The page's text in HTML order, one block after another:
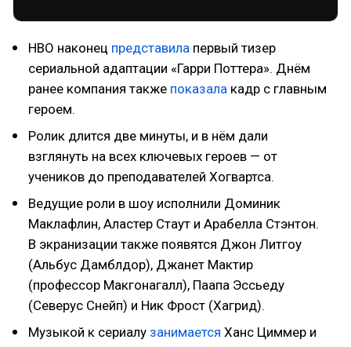
HBO наконец представила первый тизер
сериальной адаптации «Гарри Поттера». Днём
ранее компания также показала кадр с главным
героем.
Ролик длится две минуты, и в нём дали
взглянуть на всех ключевых героев — от
учеников до преподавателей Хогвартса.
Ведущие роли в шоу исполнили Доминик
Маклафлин, Аластер Стаут и Арабелла Стэнтон.
В экранизации также появятся Джон Литгоу
(Альбус Дамблдор), Джанет Мактир
(профессор Макгонагалл), Паапа Эссьеду
(Северус Снейп) и Ник Фрост (Хагрид).
Музыкой к сериалу занимается Ханс Циммер и